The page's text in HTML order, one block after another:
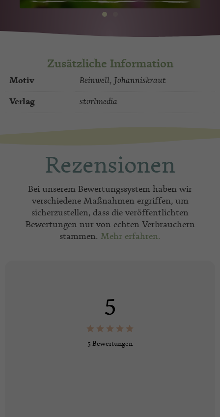
Zusätzliche Information
Motiv Beinwell, Johanniskraut
Verlag storlmedia
Rezensionen
Bei unserem Bewertungssystem haben wir
verschiedene Maßnahmen ergriffen, um
sicherzustellen, dass die veröffentlichten
Bewertungen nur von echten Verbrauchern
stammen. Mehr erfahren.
5
5 Bewertungen